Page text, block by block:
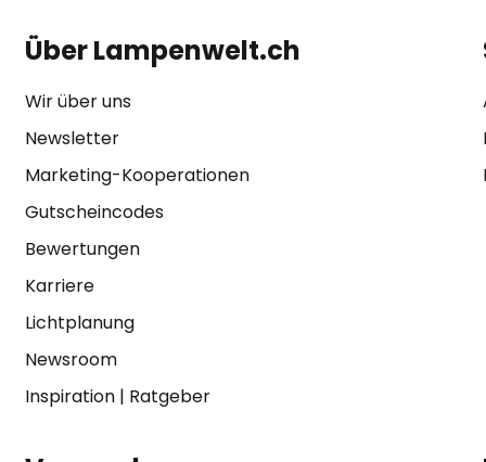
Über Lampenwelt.ch
Wir über uns
Newsletter
Marketing-Kooperationen
Gutscheincodes
Bewertungen
Karriere
Lichtplanung
Newsroom
Inspiration| Ratgeber